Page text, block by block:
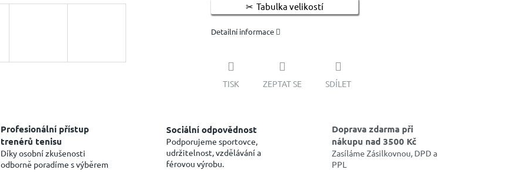
Tabulka velikostí
Detailní informace
TISK ZEPTAT SE SDÍLET
Profesionální přístup
trenérů tenisu
Díky osobní zkušenosti
odborně poradíme s výběrem
Sociální odpovědnost
Podporujeme sportovce,
udržitelnost, vzdělávání a
férovou výrobu.
Doprava zdarma při
nákupu nad 3500 Kč
Zasíláme Zásilkovnou, DPD a
PPL